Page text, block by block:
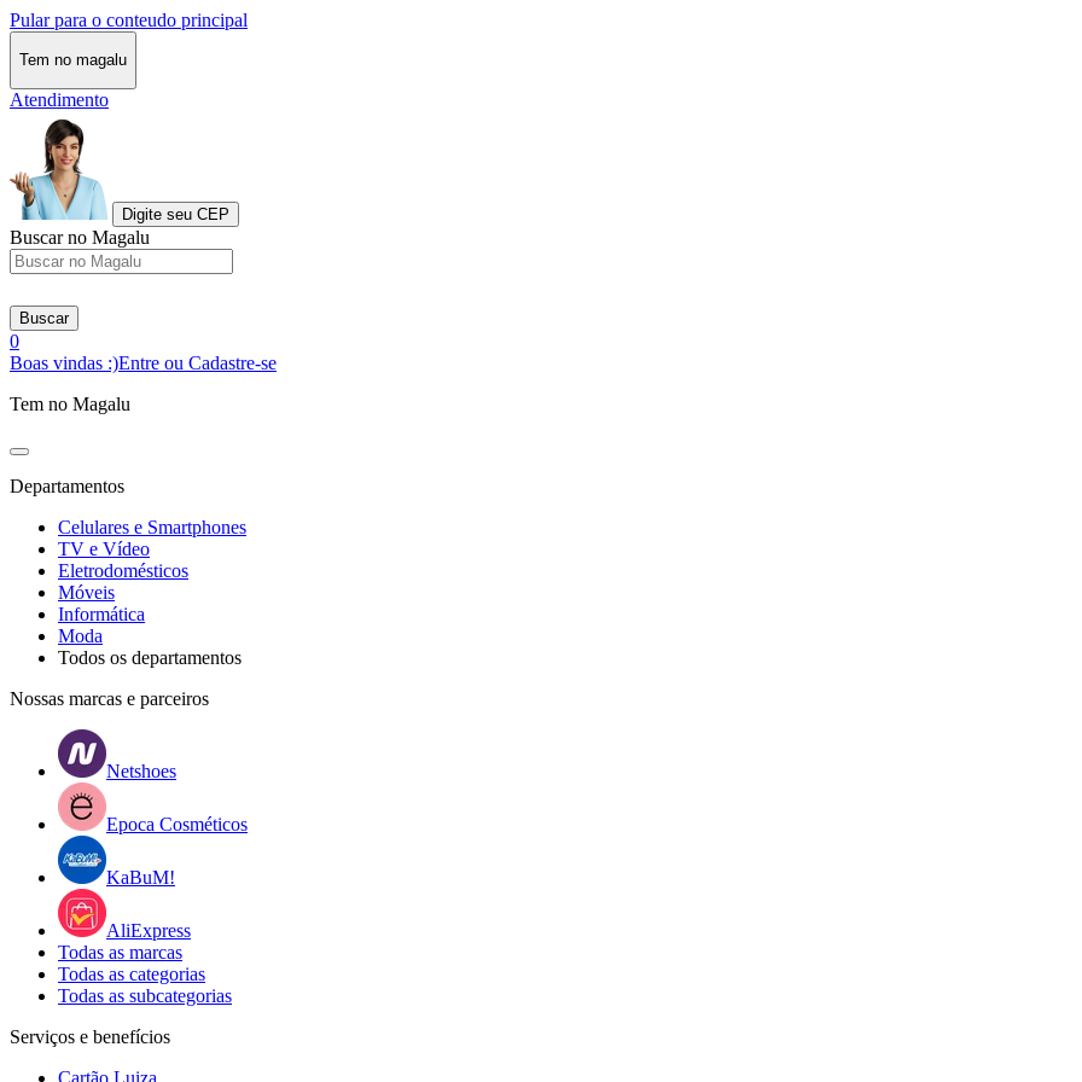
Pular para o conteudo principal
Tem no magalu
Atendimento
Digite seu CEP
Buscar no Magalu
Buscar
0
Boas vindas :)Entre ou Cadastre-se
Tem no Magalu
Departamentos
Celulares e Smartphones
TV e Vídeo
Eletrodomésticos
Móveis
Informática
Moda
Todos os departamentos
Nossas marcas e parceiros
Netshoes
Epoca Cosméticos
KaBuM!
AliExpress
Todas as marcas
Todas as categorias
Todas as subcategorias
Serviços e benefícios
Cartão Luiza